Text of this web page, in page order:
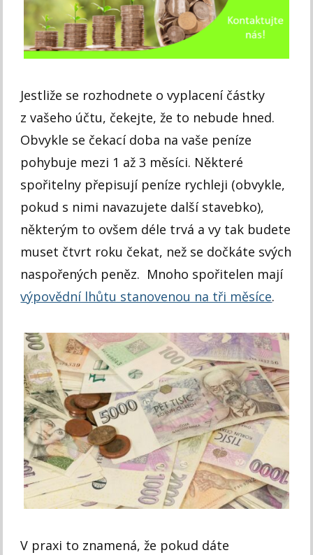
Jestliže se rozhodnete o vyplacení částky
z vašeho účtu, čekejte, že to nebude hned.
Obvykle se čekací doba na vaše peníze
pohybuje mezi 1 až 3 měsíci. Některé
spořitelny přepisují peníze rychleji (obvykle,
pokud s nimi navazujete další stavebko),
některým to ovšem déle trvá a vy tak budete
muset čtvrt roku čekat, než se dočkáte svých
naspořených peněz. Mnoho spořitelen mají
výpovědní lhůtu stanovenou na tři měsíce.
V praxi to znamená, že pokud dáte